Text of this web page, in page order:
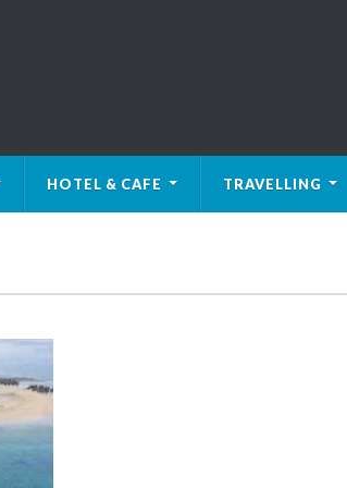
HOTEL & CAFE TRAVELLING